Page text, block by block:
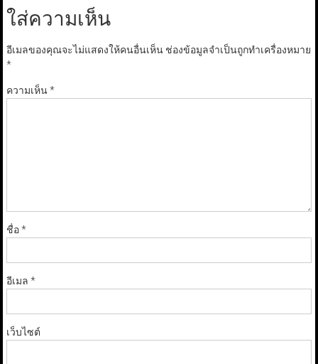
ใส่ความเห็น
อีเมลของคุณจะไม่แสดงให้คนอื่นเห็น ช่องข้อมูลจำเป็นถูกทำเครื่องหมาย
*
ความเห็น*
ชื่อ*
อีเมล *
เว็บไซต์